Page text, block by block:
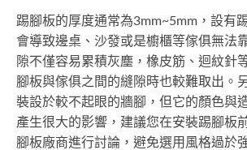
踢腳板的厚度通常為3mm~5mm，設有
會導致邊桌、沙發或是櫥櫃等傢俱無法
隙不僅容易累積灰塵，橡皮筋、迴紋針
腳板與傢俱之間的縫隙時也較難取出。
裝設於較不起眼的牆腳，但它的顏色與
產生很大的影響，建議您在安裝踢腳板
腳板廠商進行討論，避免選用風格過於